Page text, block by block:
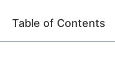
Table of Contents